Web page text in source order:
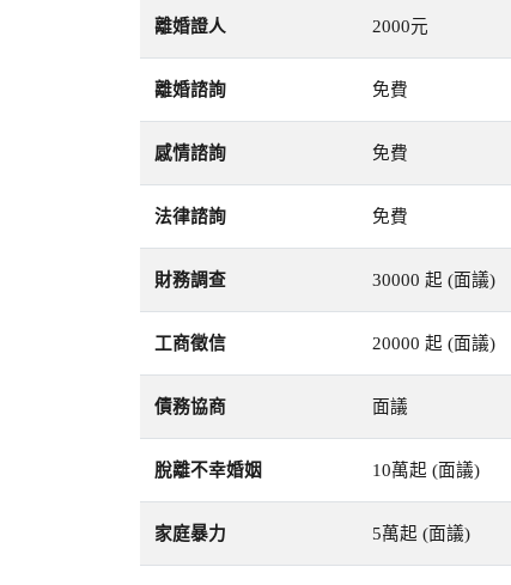
離婚證人 2000元
離婚諮詢 免費
感情諮詢 免費
法律諮詢 免費
財務調查 30000 起 (面議)
工商徵信 20000 起 (面議)
債務協商 面議
脫離不幸婚姻 10萬起 (面議)
家庭暴力 5萬起 (面議)